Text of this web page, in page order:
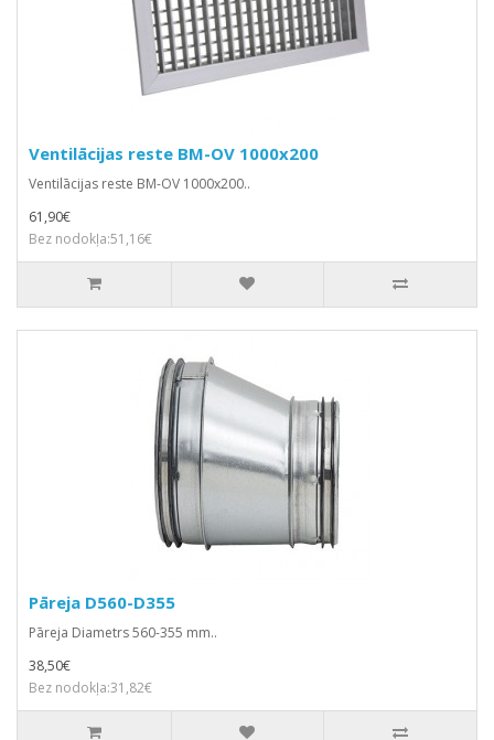
Ventilācijas reste BM-OV 1000x200
Ventilācijas reste BM-OV 1000x200..
61,90€
Bez nodokļa:51,16€
Pāreja D560-D355
Pāreja Diametrs 560-355 mm..
38,50€
Bez nodokļa:31,82€